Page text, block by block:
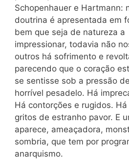
Schopenhauer e Hartmann:
doutrina é apresentada em
bem que seja de natureza a
impressionar, todavia não
outros há sofrimento e
parecendo que o coração
se sentisse sob a pressão de
horrível pesadelo. Há
Há contorções e rugidos. Há
gritos de estranho pavor. E
aparece, ameaçadora,
sombria, que tem por
anarquismo.